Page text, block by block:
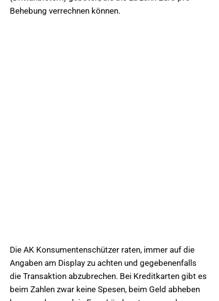
Behebung verrechnen können.
Die AK Konsumentenschützer raten, immer auf die
Angaben am Display zu achten und gegebenenfalls
die Transaktion abzubrechen. Bei Kreditkarten gibt es
beim Zahlen zwar keine Spesen, beim Geld abheben